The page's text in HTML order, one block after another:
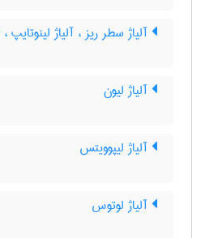
آلیاژ سطر ریز ، آلیاژ لینوتایپ
آلیاژ لیون
آلیاژ لیپوویتس
آلیاژ لوتوس